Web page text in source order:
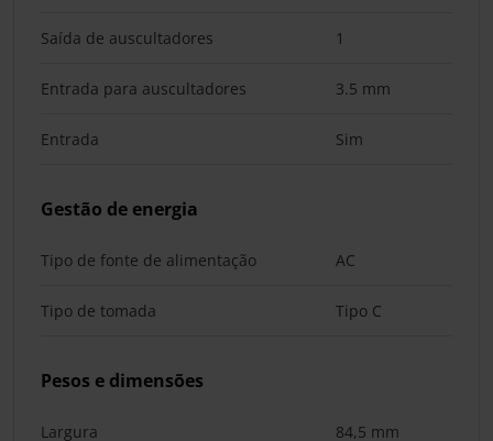
Saída de auscultadores 1
Entrada para auscultadores 3.5 mm
Entrada Sim
Gestão de energia
Tipo de fonte de alimentação AC
Tipo de tomada Tipo C
Pesos e dimensões
Largura 84,5 mm